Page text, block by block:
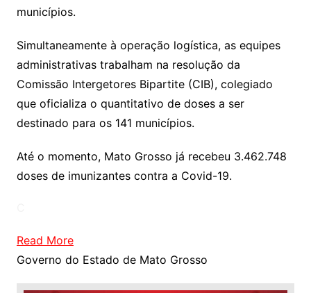
municípios.
Simultaneamente à operação logística, as equipes
administrativas trabalham na resolução da
Comissão Intergetores Bipartite (CIB), colegiado
que oficializa o quantitativo de doses a ser
destinado para os 141 municípios.
Até o momento, Mato Grosso já recebeu 3.462.748
doses de imunizantes contra a Covid-19.
Read More
Governo do Estado de Mato Grosso